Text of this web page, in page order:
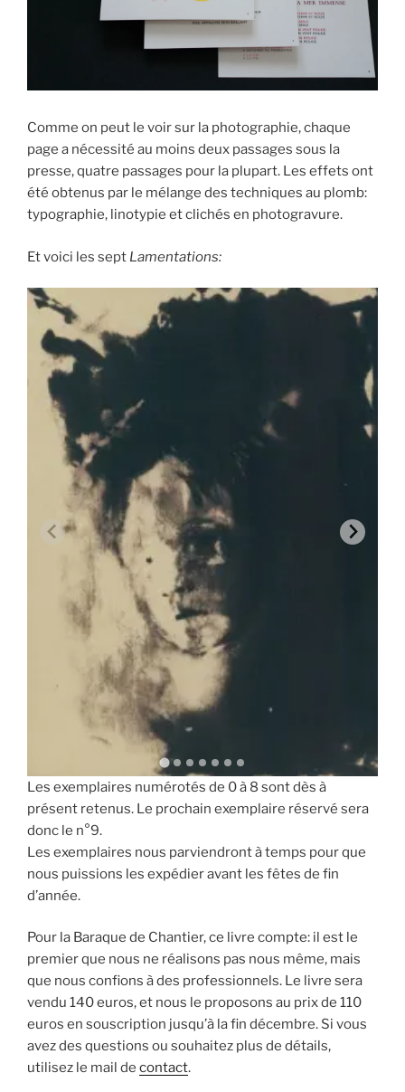
Comme on peut le voir sur la photographie, chaque
page a nécessité au moins deux passages sous la
presse, quatre passages pour la plupart. Les effets ont
été obtenus par le mélange des techniques au plomb:
typographie, linotypie et clichés en photogravure.
Et voici les sept Lamentations:
Les exemplaires numérotés de 0 à 8 sont dès à
présent retenus. Le prochain exemplaire réservé sera
donc le n°9.
Les exemplaires nous parviendront à temps pour que
nous puissions les expédier avant les fêtes de fin
d’année.
Pour la Baraque de Chantier, ce livre compte: il est le
premier que nous ne réalisons pas nous même, mais
que nous confions à des professionnels. Le livre sera
vendu 140 euros, et nous le proposons au prix de 110
euros en souscription jusqu’à la fin décembre. Si vous
avez des questions ou souhaitez plus de détails,
utilisez le mail de contact.